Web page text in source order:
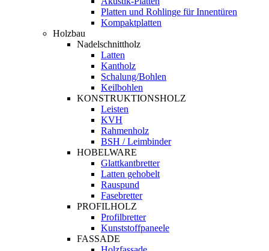
Platten und Rohlinge für Innentüren
Kompaktplatten
Holzbau
Nadelschnittholz
Latten
Kantholz
Schalung/Bohlen
Keilbohlen
KONSTRUKTIONSHOLZ
Leisten
KVH
Rahmenholz
BSH / Leimbinder
HOBELWARE
Glattkantbretter
Latten gehobelt
Rauspund
Fasebretter
PROFILHOLZ
Profilbretter
Kunststoffpaneele
FASSADE